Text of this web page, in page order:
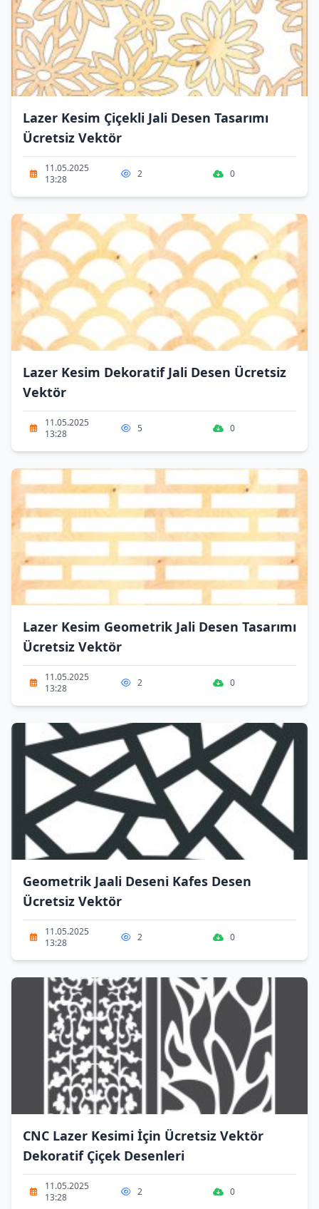
Lazer Kesim Çiçekli Jali Desen Tasarımı
Ücretsiz Vektör
11.05.2025
13:28
2 0
Lazer Kesim Dekoratif Jali Desen Ücretsiz
Vektör
11.05.2025
13:28
5 0
Lazer Kesim Geometrik Jali Desen Tasarımı
Ücretsiz Vektör
11.05.2025
13:28
2 0
Geometrik Jaali Deseni Kafes Desen
Ücretsiz Vektör
11.05.2025
13:28
2 0
CNC Lazer Kesimi İçin Ücretsiz Vektör
Dekoratif Çiçek Desenleri
11.05.2025
13:28
2 0